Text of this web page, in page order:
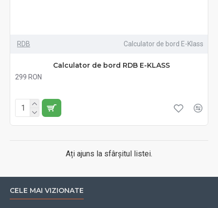
RDB Calculator de bord E-Klass
Calculator de bord RDB E-KLASS
299 RON
Ați ajuns la sfârșitul listei.
CELE MAI VIZIONATE